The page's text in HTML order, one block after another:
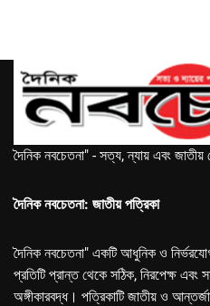
দৈনিক নবচেতনা" - সত্য, ন্যায় এবং জাতীয়
দৈনিক নবচেতনা: জাতীয় পত্রিকা
দৈনিক নবচেতনা" একটি আধুনিক ও
প্রতিটি প্রান্ত থেকে সঠিক, নিরপেক্ষ এবং
অঙ্গীকারবদ্ধ। পত্রিকাটি জাতীয় ও